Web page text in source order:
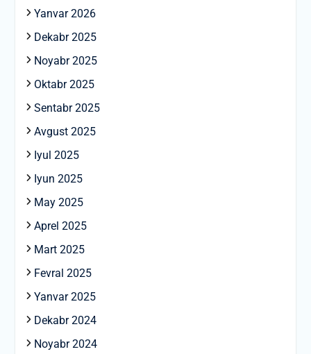
Yanvar 2026
Dekabr 2025
Noyabr 2025
Oktabr 2025
Sentabr 2025
Avgust 2025
Iyul 2025
Iyun 2025
May 2025
Aprel 2025
Mart 2025
Fevral 2025
Yanvar 2025
Dekabr 2024
Noyabr 2024